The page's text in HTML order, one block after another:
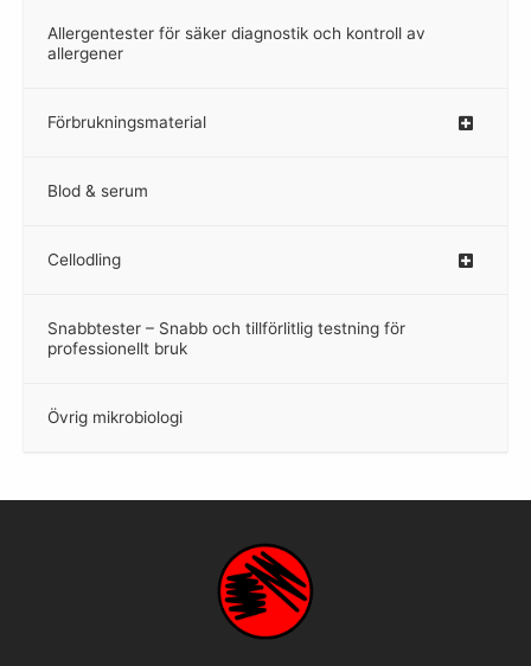
Allergentester för säker diagnostik och kontroll av
allergener
–
Förbrukningsmaterial
Blod & serum
Cellodling
–
Snabbtester – Snabb och tillförlitlig testning för
professionellt bruk
–
Övrig mikrobiologi
–